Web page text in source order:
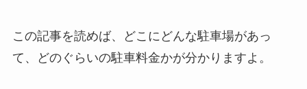
この記事を読めば、どこにどんな駐車場があっ
て、どのぐらいの駐車料金かが分かりますよ。